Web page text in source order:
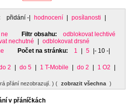
přidání -| hodnocení posílanosti
ne Filtr obsahu:
odblokovat lechtivé
nechutné
odblokovat drsné
Počet na stránku: 1 5
|- 10 -|
2 do 5 1 T-Mobile do 2 1 O2
přání nezobrazují. ) ( zobrazit všechna )
v přáníčkách